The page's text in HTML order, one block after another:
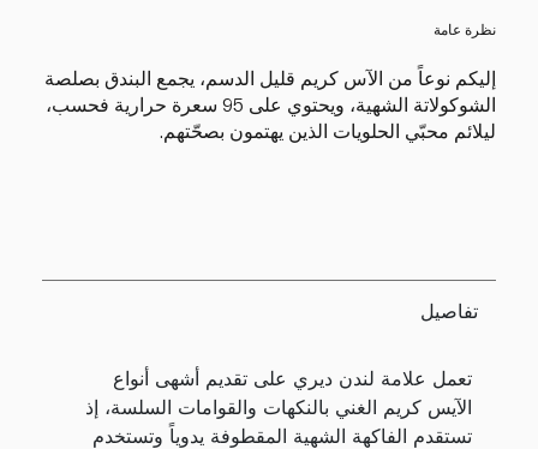
نظرة عامة
إليكم نوعاً من الآس كريم قليل الدسم، يجمع البندق بصلصة
الشوكولاتة الشهية، ويحتوي على 95 سعرة حرارية فحسب،
ليلائم محبّي الحلويات الذين يهتمون بصحّتهم.
تفاصيل
تعمل علامة لندن ديري على تقديم أشهى أنواع
الآيس كريم الغني بالنكهات والقوامات السلسة، إذ
تستقدم الفاكهة الشهية المقطوفة يدوياً وتستخدم